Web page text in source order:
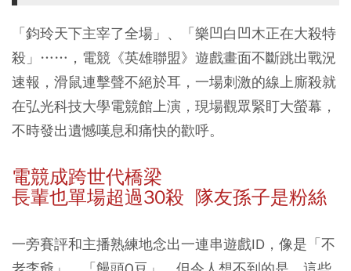
「鈞玲天下主宰了全場」、「樂凹白凹木正在大殺特
殺」……，電競《英雄聯盟》遊戲畫面不斷跳出戰況
速報，滑鼠連擊聲不絕於耳，一場刺激的線上廝殺就
在弘光科技大學電競館上演，現場觀眾緊盯大螢幕，
不時發出遺憾嘆息和痛快的歡呼。
電競成跨世代橋梁
長輩也單場超過30殺 隊友孫子是粉絲
一旁賽評和主播熟練地念出一連串遊戲ID，像是「不